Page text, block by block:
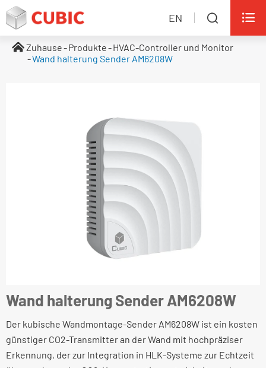
EN  
Zuhause Produkte
HVAC-Controller und Monitor
Wand halterung Sender AM6208W
Wand halterung Sender AM6208W
Der kubische Wandmontage-Sender AM6208W ist ein kosten
günstiger CO2-Transmitter an der Wand mit hochpräziser
Erkennung, der zur Integration in HLK-Systeme zur Echtzeit